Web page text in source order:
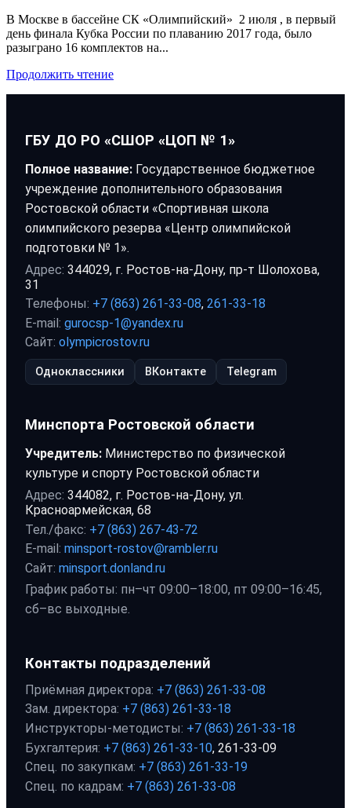
В Москве в бассейне СК «Олимпийский» 2 июля , в первый
день финала Кубка России по плаванию 2017 года, было
разыграно 16 комплектов на...
Продолжить чтение
ГБУ ДО РО «СШОР «ЦОП № 1»
Полное название: Государственное бюджетное
учреждение дополнительного образования
Ростовской области «Спортивная школа
олимпийского резерва «Центр олимпийской
подготовки № 1».
Адрес: 344029, г. Ростов-на-Дону, пр-т Шолохова,
31
Телефоны: +7 (863) 261-33-08, 261-33-18
E-mail: gurocsp-1@yandex.ru
Сайт: olympicrostov.ru
Одноклассники ВКонтакте Telegram
Минспорта Ростовской области
Учредитель: Министерство по физической
культуре и спорту Ростовской области
Адрес: 344082, г. Ростов-на-Дону, ул.
Красноармейская, 68
Тел./факс: +7 (863) 267-43-72
E-mail: minsport-rostov@rambler.ru
Сайт: minsport.donland.ru
График работы: пн–чт 09:00–18:00, пт 09:00–16:45,
сб–вс выходные.
Контакты подразделений
Приёмная директора: +7 (863) 261-33-08
Зам. директора: +7 (863) 261-33-18
Инструкторы-методисты: +7 (863) 261-33-18
Бухгалтерия: +7 (863) 261-33-10, 261-33-09
Спец. по закупкам: +7 (863) 261-33-19
Спец. по кадрам: +7 (863) 261-33-08